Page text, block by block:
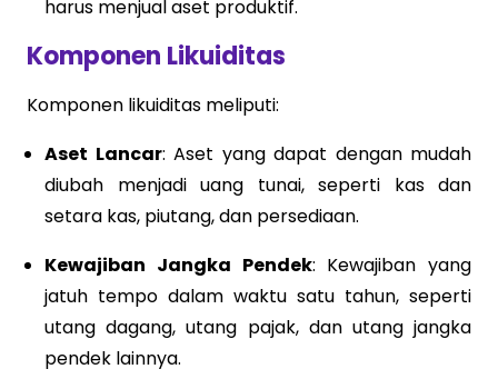
harus menjual aset produktif.
Komponen Likuiditas
Komponen likuiditas meliputi:
Aset Lancar: Aset yang dapat dengan mudah
diubah menjadi uang tunai, seperti kas dan
setara kas, piutang, dan persediaan.
Kewajiban Jangka Pendek: Kewajiban yang
jatuh tempo dalam waktu satu tahun, seperti
utang dagang, utang pajak, dan utang jangka
pendek lainnya.